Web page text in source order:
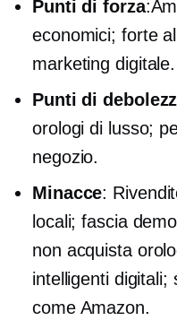
Punti di forza
economici; forte
marketing digitale.
Punti di
orologi di lusso;
negozio.
Minacce:
locali; fascia
non acquista
intelligenti digitali;
come Amazon.